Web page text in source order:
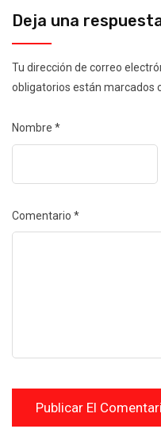
Deja una
Tu dirección de correo
obligatorios están marcados
Nombre *
Comentario *